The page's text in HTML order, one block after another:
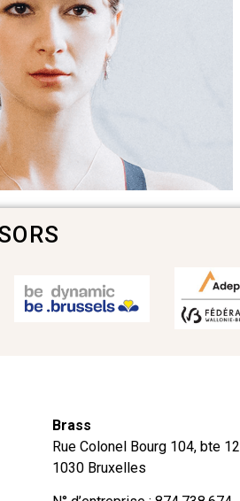
Brass
Rue Colonel Bourg 104, bte 12
1030 Bruxelles